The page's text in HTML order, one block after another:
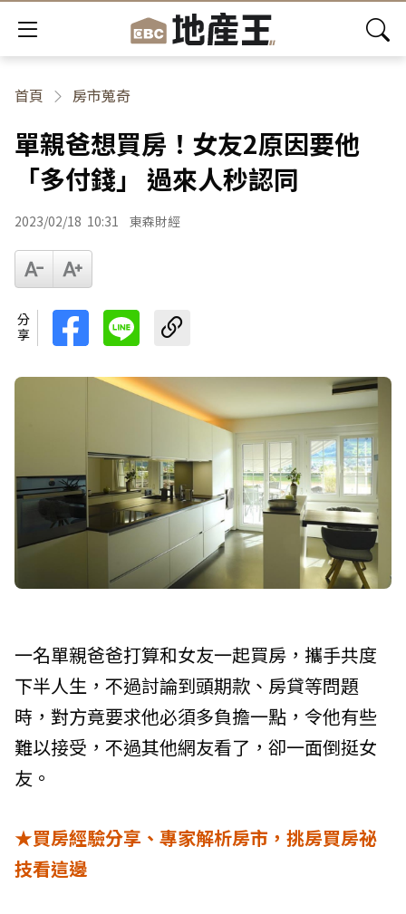
首頁 房市蒐奇
單親爸想買房！女友2原因要他
「多付錢」 過來人秒認同
2023/02/18 10:31 東森財經
分享
一名單親爸爸打算和女友一起買房，攜手共度
下半人生，不過討論到頭期款、房貸等問題
時，對方竟要求他必須多負擔一點，令他有些
難以接受，不過其他網友看了，卻一面倒挺女
友。
★買房經驗分享、專家解析房市，挑房買房祕
技看這邊